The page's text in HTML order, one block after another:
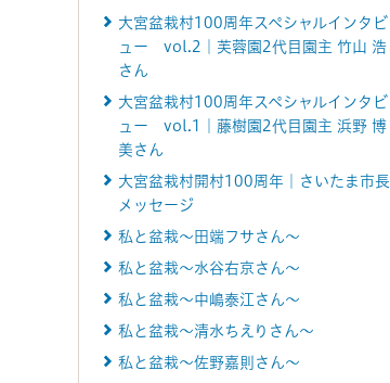
大宮盆栽村100周年スペシャルインタビ
ュー vol.2｜芙蓉園2代目園主 竹山 浩
さん
大宮盆栽村100周年スペシャルインタビ
ュー vol.1｜藤樹園2代目園主 浜野 博
美さん
大宮盆栽村開村100周年｜さいたま市長
メッセージ
私と盆栽～田端フサさん～
私と盆栽～水谷右京さん～
私と盆栽～中嶋泰江さん～
私と盆栽～清水ちえりさん～
私と盆栽～佐野嘉則さん～